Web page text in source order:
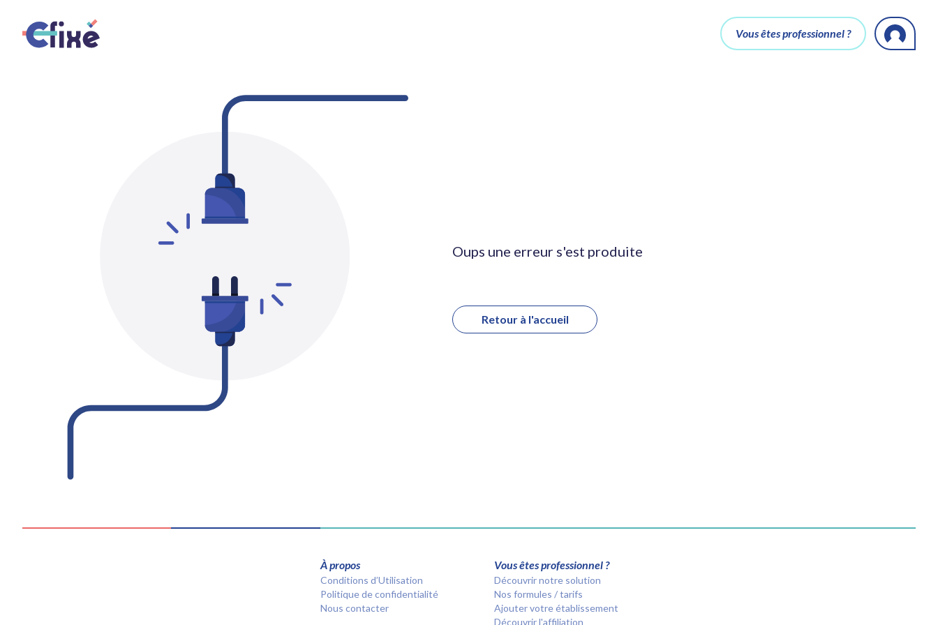
Vous êtes professionnel ?
Oups une erreur s'est produite
Retour à l'accueil
À propos
Conditions d’Utilisation
Politique de confidentialité
Nous contacter
Vous êtes professionnel ?
Découvrir notre solution
Nos formules / tarifs
Ajouter votre établissement
Découvrir l'affiliation